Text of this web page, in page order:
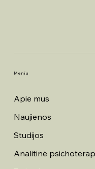
Meniu
Apie mus
Naujienos
Studijos
Analitinė